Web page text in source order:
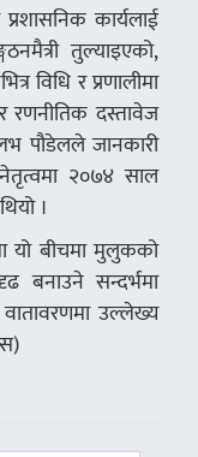
कार्यलाई
तुल्याइएको,
विधि र प्रणालीमा
रणनीतिक दस्तावेज
पौडेलले जानकारी
२०७४ साल
।
यो बीचमा मुलुकको
बनाउने सन्दर्भमा
उल्लेख्य